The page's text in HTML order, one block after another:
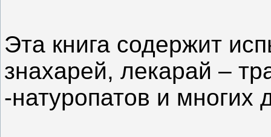
Эта книга содержит
знахарей, лекарай –
-натуропатов и многих